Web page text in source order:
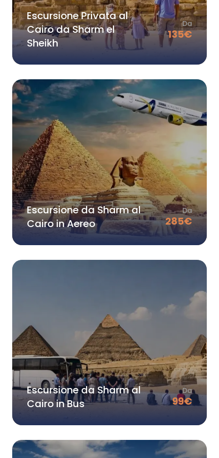
Escursione Privata al
Cairo da Sharm el
Sheikh
Da
135€
Escursione da Sharm al
Cairo in Aereo
Da
285€
Escursione da Sharm al
Cairo in Bus
Da
99€